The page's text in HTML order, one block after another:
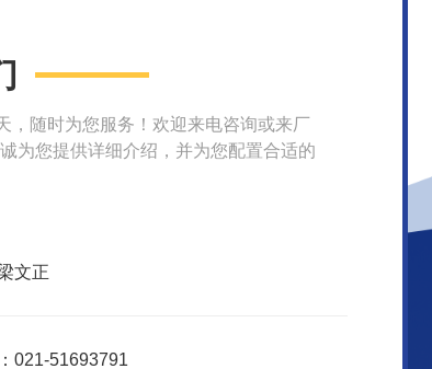
，随时为您服务！欢迎来电咨询或来厂
为您提供详细介绍，并为您配置合适的
文正
021-51693791